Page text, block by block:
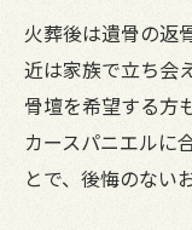
イングリ
タイミ
愛知県
ペット
き点
火葬後は遺骨の返
近は家族で立ち会
骨壇を希望する方
カースパニエルに
とで、後悔のない